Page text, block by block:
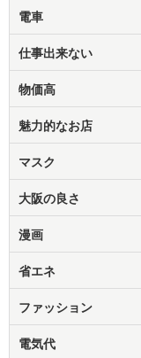
電車
仕事出来ない
物価高
魅力的なお店
マスク
大阪の良さ
漫画
省エネ
ファッション
電気代